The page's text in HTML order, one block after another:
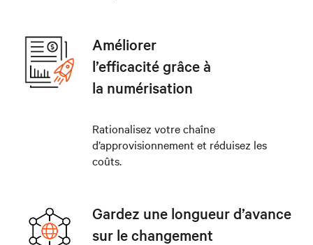
Améliorer
l’efficacité grâce à
la numérisation
Rationalisez votre chaîne
d’approvisionnement et réduisez les
coûts.
Gardez une longueur d’avance
sur le changement